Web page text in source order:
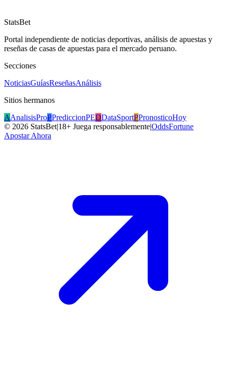
StatsBet
Portal independiente de noticias deportivas, análisis de apuestas y
reseñas de casas de apuestas para el mercado peruano.
Secciones
NoticiasGuíasReseñasAnálisis
Sitios hermanos
AAnalisisProPPrediccionPEDDataSportPPronosticoHoy
© 2026 StatsBet|18+ Juega responsablemente|OddsFortune
Apostar Ahora